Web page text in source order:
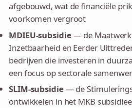
afgebouwd, wat de financiële
voorkomen vergroot
MDIEU-subsidie— de
Inzetbaarheid en Eerder
bedrijven die investeren in
een focus op sectorale
SLIM-subsidie— de
ontwikkelen in het MKB